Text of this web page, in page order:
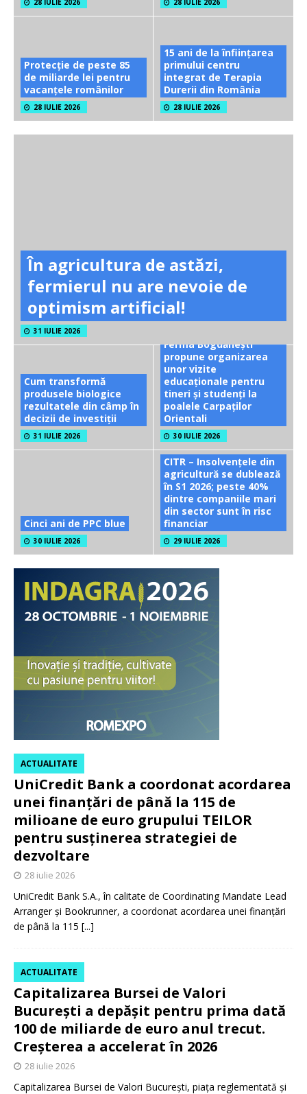
28 IULIE 2026 28 IULIE 2026
Protecție de peste 85
de miliarde lei pentru
vacanțele românilor
28 IULIE 2026
15 ani de la înființarea
primului centru
integrat de Terapia
Durerii din România
28 IULIE 2026
În agricultura de astăzi,
fermierul nu are nevoie de
optimism artificial!
31 IULIE 2026
Cum transformă
produsele biologice
rezultatele din câmp în
decizii de investiții
31 IULIE 2026
Ferma Bogdănești
propune organizarea
unor vizite
educaționale pentru
tineri și studenți la
poalele Carpaților
Orientali
30 IULIE 2026
Cinci ani de PPC blue
30 IULIE 2026
CITR – Insolvențele din
agricultură se dublează
în S1 2026; peste 40%
dintre companiile mari
din sector sunt în risc
financiar
29 IULIE 2026
UniCredit Bank a coordonat acordarea
unei finanțări de până la 115 de
milioane de euro grupului TEILOR
pentru susținerea strategiei de
dezvoltare
ACTUALITATE
28 iulie 2026
UniCredit Bank S.A., în calitate de Coordinating Mandate Lead
Arranger și Bookrunner, a coordonat acordarea unei finanțări
de până la 115 [...]
Capitalizarea Bursei de Valori
București a depășit pentru prima dată
100 de miliarde de euro anul trecut.
Creșterea a accelerat în 2026
ACTUALITATE
28 iulie 2026
Capitalizarea Bursei de Valori București, piața reglementată și